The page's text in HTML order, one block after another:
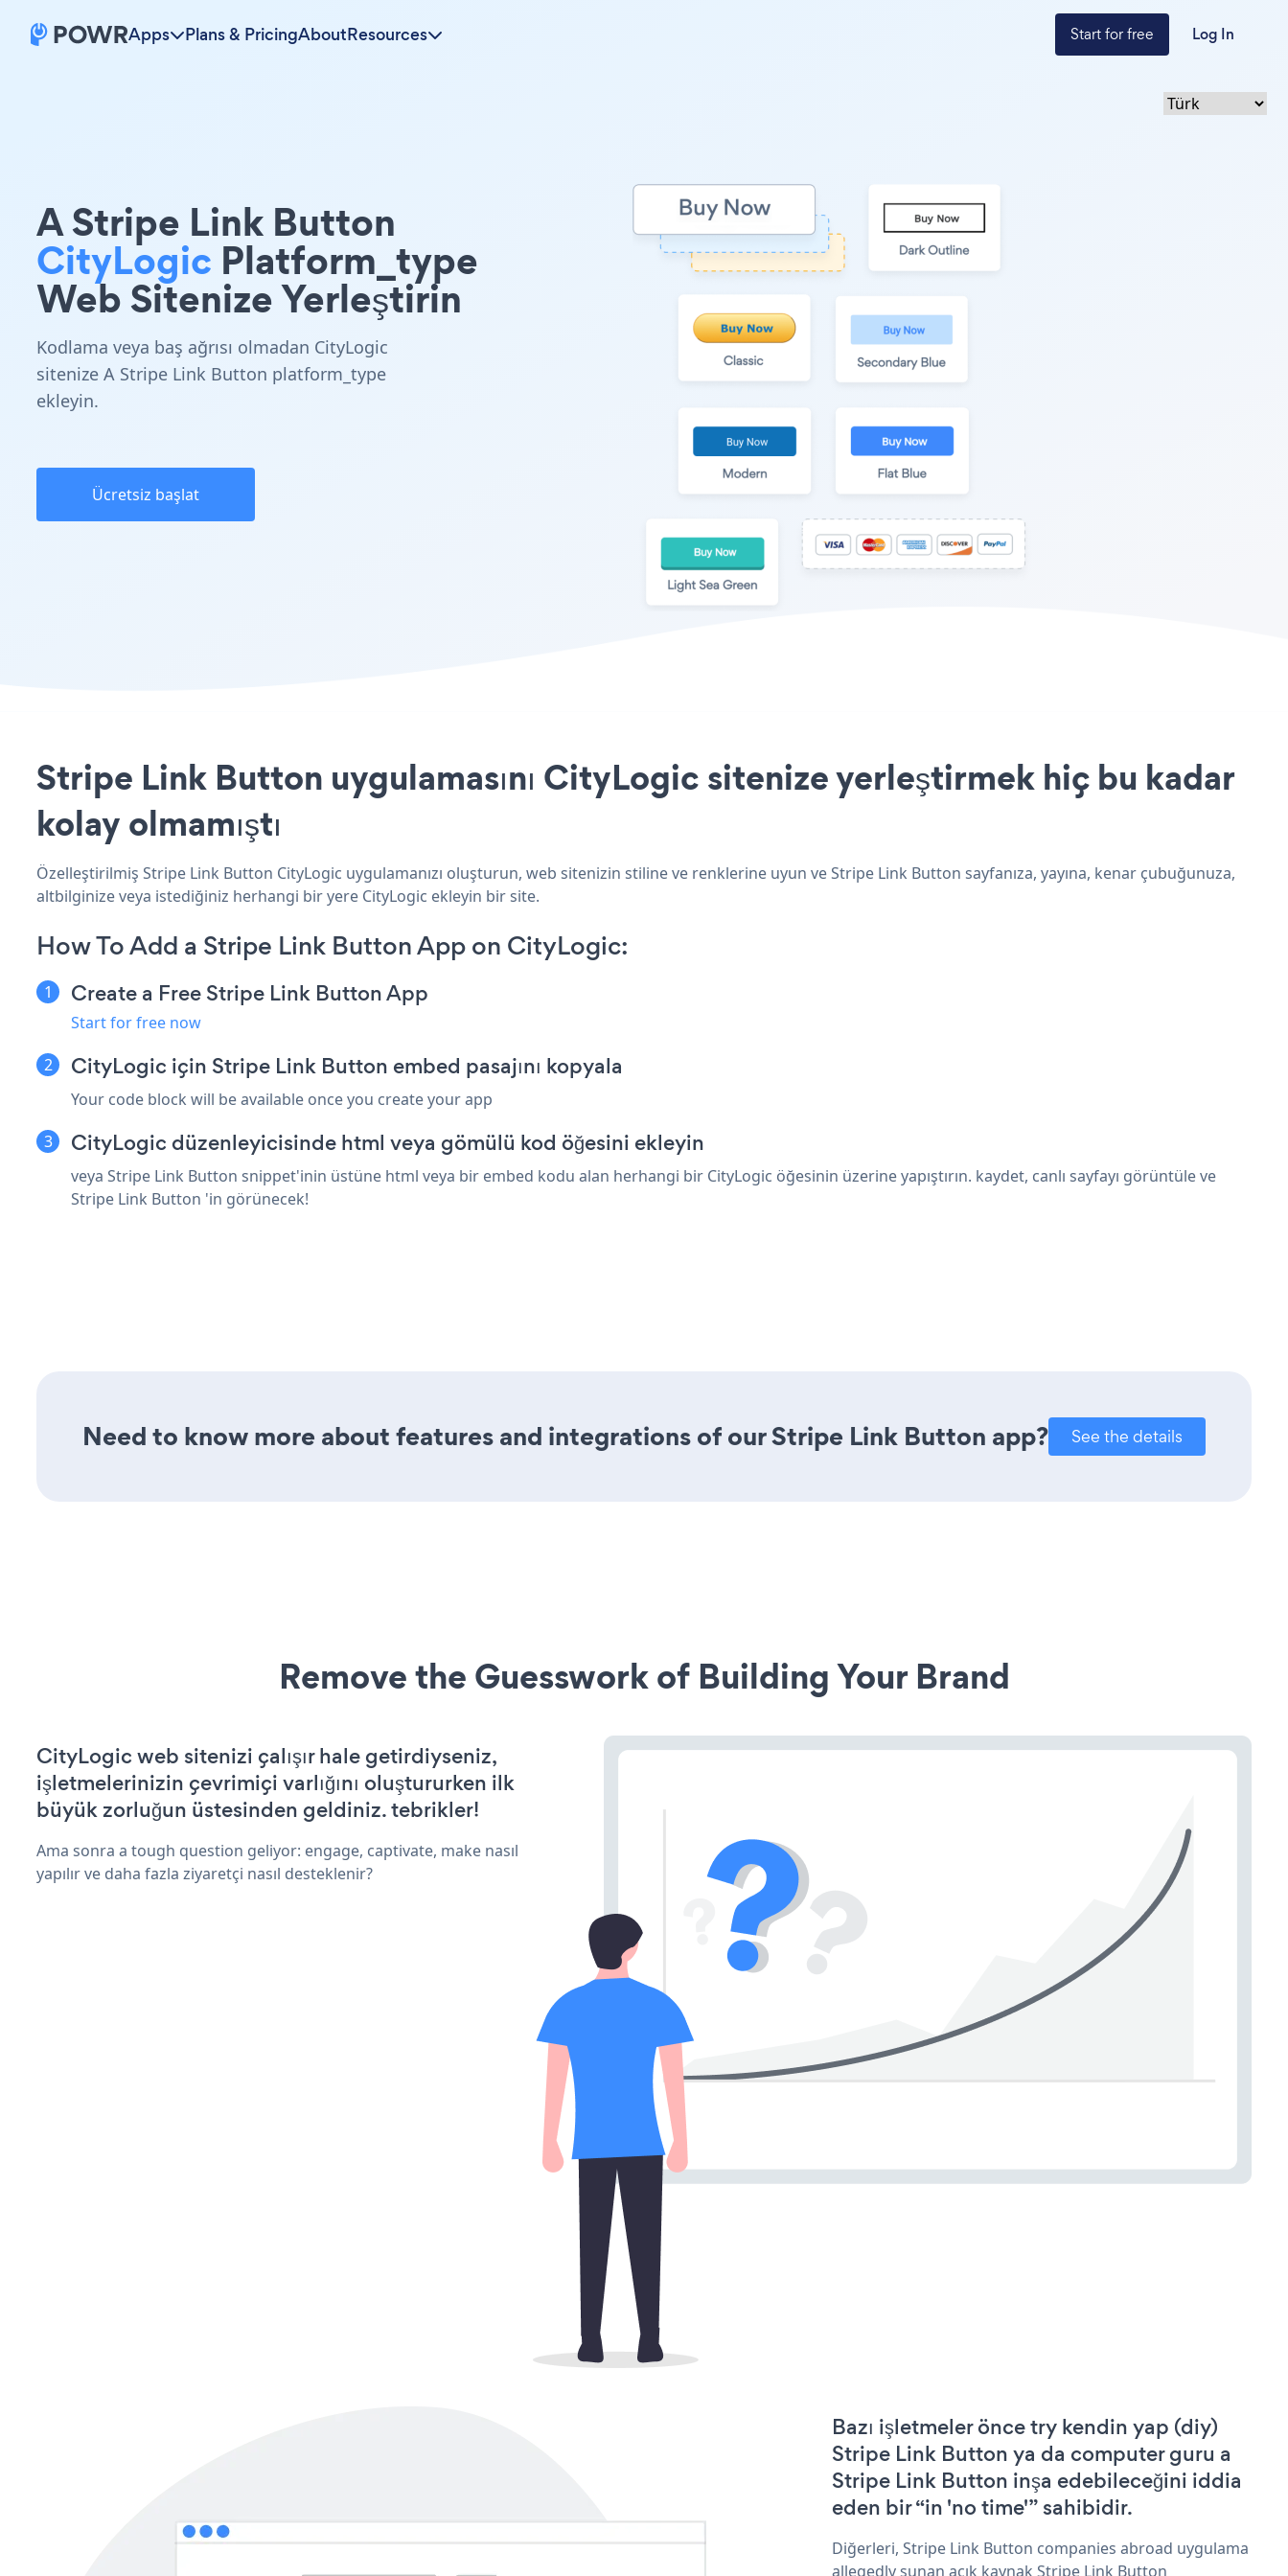
Apps Plans & PricingAboutResources Start for free Log In
A Stripe Link Button
CityLogic Platform_type
Web Sitenize Yerleştirin
Kodlama veya baş ağrısı olmadan CityLogic
sitenize A Stripe Link Button platform_type
ekleyin.
Ücretsiz başlat
Stripe Link Button uygulamasını CityLogic sitenize yerleştirmek hiç bu kadar
kolay olmamıştı
Özelleştirilmiş Stripe Link Button CityLogic uygulamanızı oluşturun, web sitenizin stiline ve renklerine uyun ve Stripe Link Button sayfanıza, yayına, kenar çubuğunuza,
altbilginize veya istediğiniz herhangi bir yere CityLogic ekleyin bir site.
How To Add a Stripe Link Button App on CityLogic:
Create a Free Stripe Link Button App
Start for free now
CityLogic için Stripe Link Button embed pasajını kopyala
Your code block will be available once you create your app
CityLogic düzenleyicisinde html veya gömülü kod öğesini ekleyin
veya Stripe Link Button snippet'inin üstüne html veya bir embed kodu alan herhangi bir CityLogic öğesinin üzerine yapıştırın. kaydet, canlı sayfayı görüntüle ve
Stripe Link Button 'in görünecek!
Need to know more about features and integrations of our Stripe Link Button app? See the details
Remove the Guesswork of Building Your Brand
CityLogic web sitenizi çalışır hale getirdiyseniz,
işletmelerinizin çevrimiçi varlığını oluştururken ilk
büyük zorluğun üstesinden geldiniz. tebrikler!
Ama sonra a tough question geliyor: engage, captivate, make nasıl
yapılır ve daha fazla ziyaretçi nasıl desteklenir?
Bazı işletmeler önce try kendin yap (diy)
Stripe Link Button ya da computer guru a
Stripe Link Button inşa edebileceğini iddia
eden bir “in 'no time'” sahibidir.
Diğerleri, Stripe Link Button companies abroad uygulama
allegedly sunan açık kaynak Stripe Link Button